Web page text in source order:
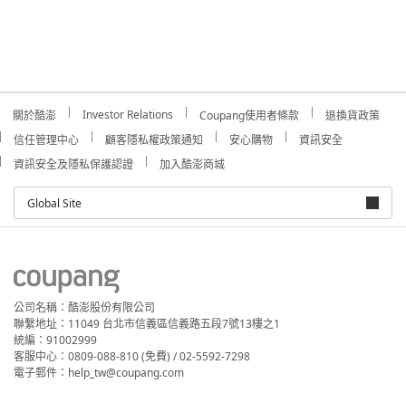
關於酷澎 Investor Relations Coupang使用者條款
退換貨政策
信任管理中心
顧客隱私權政策通知 安心購物
資訊安全
資訊安全及隱私保護認證
加入酷澎商城
Global Site
公司名稱：酷澎股份有限公司
聯繫地址：11049 台北市信義區信義路五段7號13樓之1
統編：91002999
客服中心：0809-088-810 (免費) / 02-5592-7298
電子郵件：help_tw@coupang.com